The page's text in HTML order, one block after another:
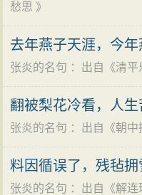
愁思 》
去年燕子天涯，今年
张炎的名句 ：出自《清平
翻被梨花冷看，人生
张炎的名句 ：出自《朝中
料因循误了，残毡拥
张炎的名句 ：出自《解连